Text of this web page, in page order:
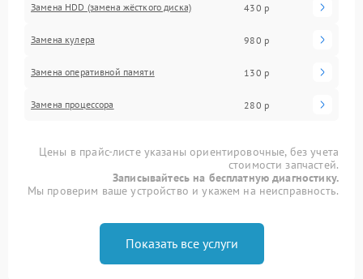
Замена HDD (замена жёсткого диска) 430 р
Замена кулера 980 р
Замена оперативной памяти 130 р
Замена процессора 280 р
Цены в прайс-листе указаны ориентировочные, без учета
стоимости запчастей.
Записывайтесь на бесплатную диагностику.
Мы проверим ваше устройство и укажем на неисправность.
Показать все услуги